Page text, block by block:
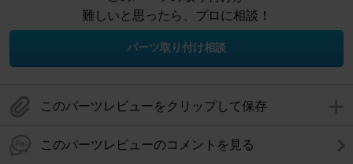
難しいと思ったら、プロに相談！
パーツ取り付け相談
このパーツレビューをクリップして保存
このパーツレビューのコメントを見る